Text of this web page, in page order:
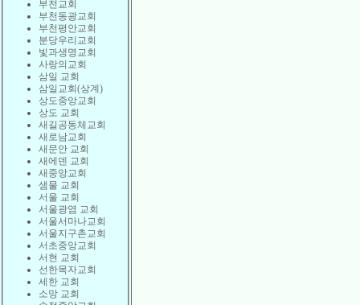
부전교회
부천동광교회
부천평안교회
분당우리교회
빛과생명교회
사랑의교회
삼일 교회
삼일교회(상계)
상도중앙교회
상도 교회
새길공동체교회
새로남교회
새문안 교회
새에덴 교회
새중앙교회
샘물 교회
서울 교회
서울광염 교회
서울서마나교회
서울지구촌교회
서초중앙교회
서현 교회
선한목자교회
세한 교회
소망 교회